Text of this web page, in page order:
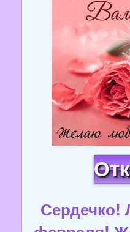
Сердечко!